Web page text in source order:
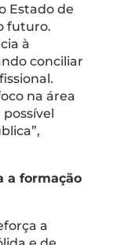
Estado de
futuro.
à
conciliar
na área
a formação
a